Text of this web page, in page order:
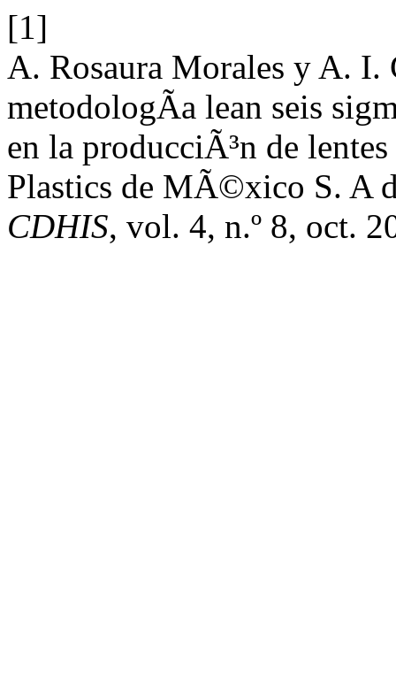
[1]
A. Rosaura Morales y A.
metodologÃ­a lean seis
en la producciÃ³n de
Plastics de MÃ©xico S. A
CDHIS, vol. 4, n.º 8, oct.